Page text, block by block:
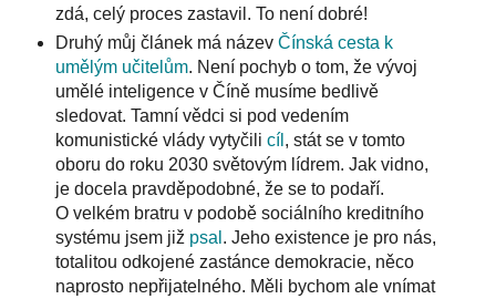
zdá, celý proces zastavil. To není dobré!
Druhý můj článek má název Čínská cesta k
umělým učitelům. Není pochyb o tom, že vývoj
umělé inteligence v Číně musíme bedlivě
sledovat. Tamní vědci si pod vedením
komunistické vlády vytyčili cíl , stát se v tomto
oboru do roku 2030 světovým lídrem. Jak vidno,
je docela pravděpodobné, že se to podaří.
O velkém bratru v podobě sociálního kreditního
systému jsem již psal . Jeho existence je pro nás,
totalitou odkojené zastánce demokracie, něco
naprosto nepřijatelného. Měli bychom ale vnímat